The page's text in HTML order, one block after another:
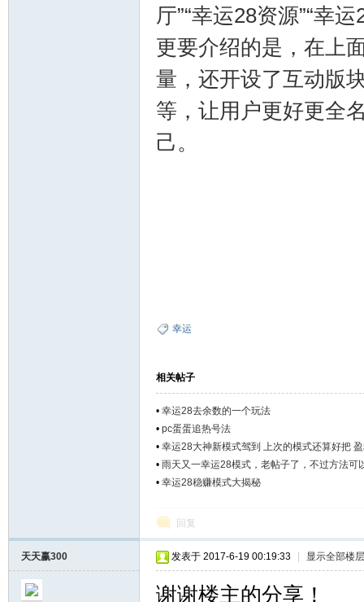
厅”“幸运28资源”“幸
更要介绍的是，在上
量，还开设了互动版
等，让用户更好更全
己。
幸运
相关帖子
• 幸运28去余数的一个玩法
• pc蛋蛋追热号法
• 幸运28大神新模式驾到 上次的模式还算好把
• 雨天又一幸运28模式，老帖子了，不过方法可
• 幸运28稳赚模式大揭秘
回复
天天赢300 发表于 2017-6-19 00:19:33 显示全部楼层
谢谢楼主的分享！